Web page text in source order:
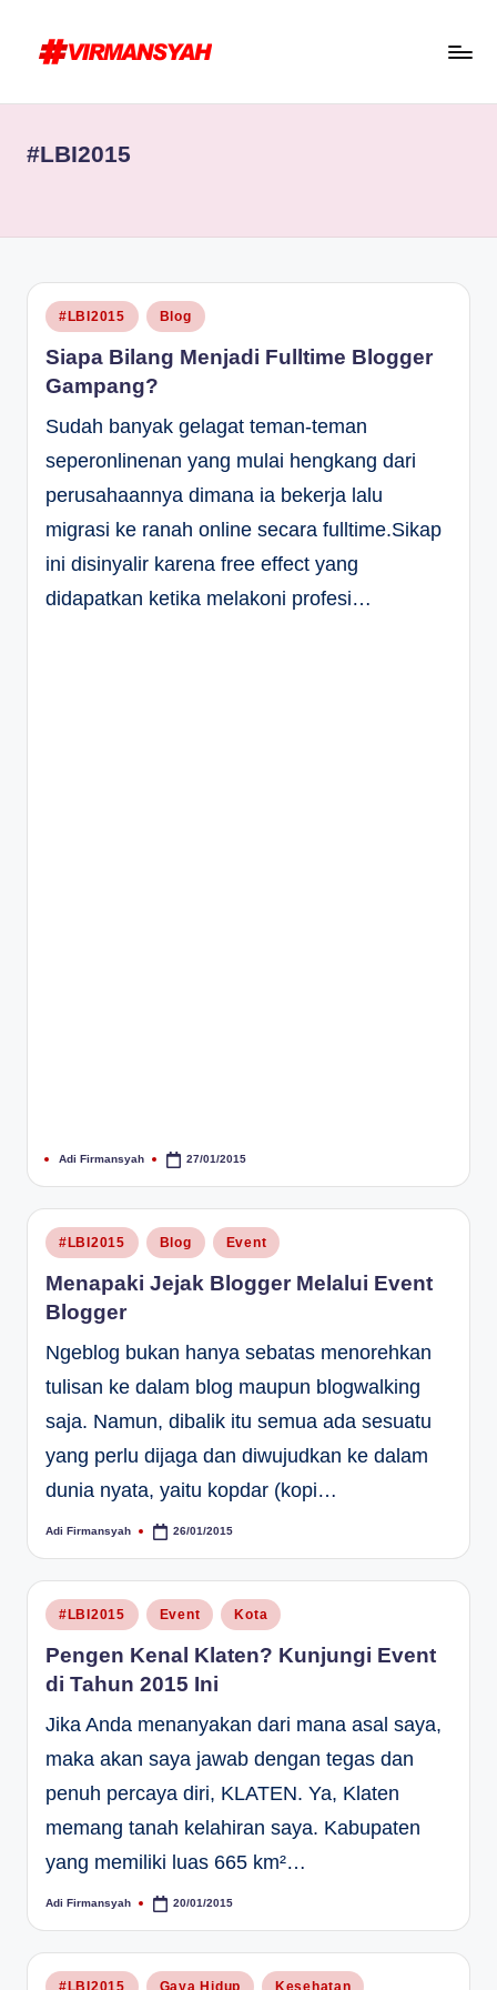
R
A
N
S
Y
A
H
//
for
#LBI2015
Posted
in
#LBI2015 Blog
Siapa Bilang Menjadi Fulltime Blogger
Gampang?
Sudah banyak gelagat teman-teman
seperonlinenan yang mulai hengkang dari
perusahaannya dimana ia bekerja lalu
migrasi ke ranah online secara fulltime.Sikap
ini disinyalir karena free effect yang
didapatkan ketika melakoni profesi…
Posted
Adi Firmansyah 27/01/2015
Posted
in
#LBI2015 Blog Event
Menapaki Jejak Blogger Melalui Event
Blogger
Ngeblog bukan hanya sebatas menorehkan
tulisan ke dalam blog maupun blogwalking
saja. Namun, dibalik itu semua ada sesuatu
yang perlu dijaga dan diwujudkan ke dalam
dunia nyata, yaitu kopdar (kopi…
Posted
Adi Firmansyah 26/01/2015
Posted
in
#LBI2015 Event Kota
Pengen Kenal Klaten? Kunjungi Event
di Tahun 2015 Ini
Jika Anda menanyakan dari mana asal saya,
maka akan saya jawab dengan tegas dan
penuh percaya diri, KLATEN. Ya, Klaten
memang tanah kelahiran saya. Kabupaten
yang memiliki luas 665 km²…
Posted
Adi Firmansyah 20/01/2015
Posted
#LBI2015 Gaya Hidup Kesehatan